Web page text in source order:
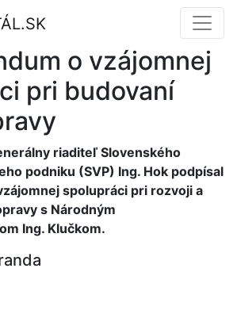
o vzájomnej
pri budovaní
riaditeľ Slovenského
podniku (SVP) Ing. Hok podpísal
spolupráci pri rozvoji a
s Národným
Ing. Klučkom.